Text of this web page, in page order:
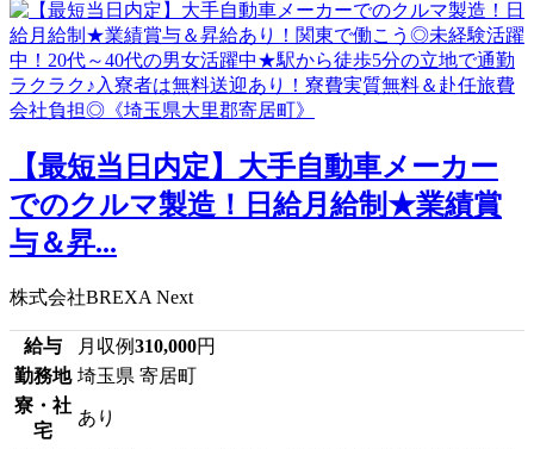
【最短当日内定】大手自動車メーカー
でのクルマ製造！日給月給制★業績賞
与＆昇...
株式会社BREXA Next
給与 月収例310,000円
勤務地 埼玉県 寄居町
寮・社
宅
あり